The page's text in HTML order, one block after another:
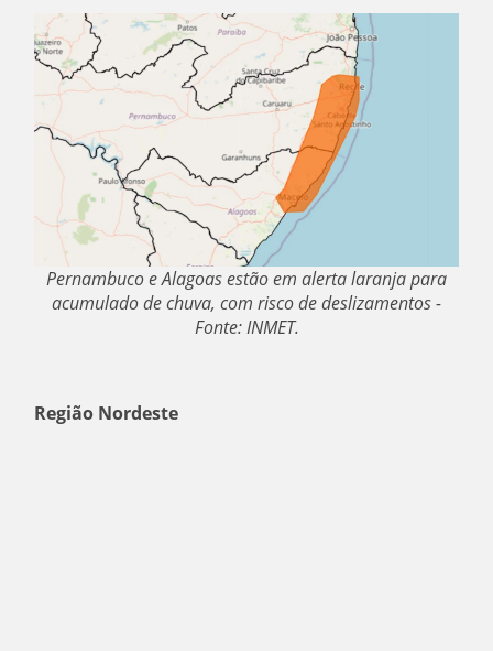
Pernambuco e Alagoas estão em alerta laranja para
acumulado de chuva, com risco de deslizamentos -
Fonte: INMET.
Região Nordeste